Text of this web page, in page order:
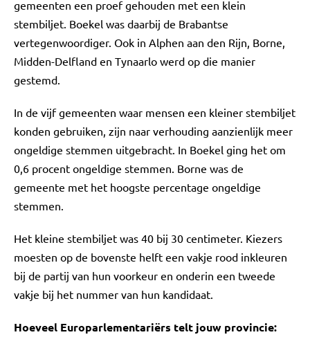
gemeenten een proef gehouden met een klein
stembiljet. Boekel was daarbij de Brabantse
vertegenwoordiger. Ook in Alphen aan den Rijn, Borne,
Midden-Delfland en Tynaarlo werd op die manier
gestemd.
In de vijf gemeenten waar mensen een kleiner stembiljet
konden gebruiken, zijn naar verhouding aanzienlijk meer
ongeldige stemmen uitgebracht. In Boekel ging het om
0,6 procent ongeldige stemmen. Borne was de
gemeente met het hoogste percentage ongeldige
stemmen.
Het kleine stembiljet was 40 bij 30 centimeter. Kiezers
moesten op de bovenste helft een vakje rood inkleuren
bij de partij van hun voorkeur en onderin een tweede
vakje bij het nummer van hun kandidaat.
Hoeveel Europarlementariërs telt jouw provincie: